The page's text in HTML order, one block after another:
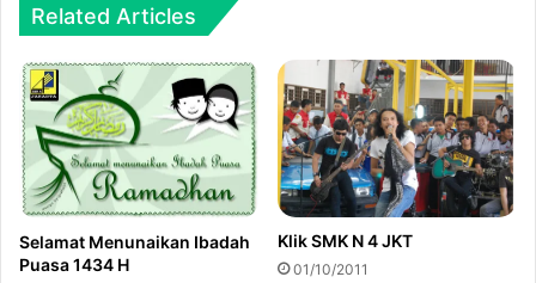
Related Articles
Selamat Menunaikan Ibadah
Puasa 1434 H
Klik SMK N 4 JKT
01/10/2011